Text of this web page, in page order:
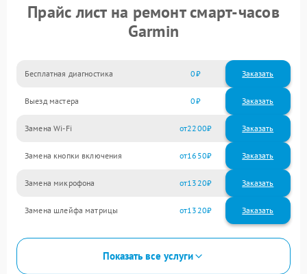
Прайс лист на ремонт смарт-часов
Garmin
Бесплатная диагностика 0 Заказать
Выезд мастера 0 Заказать
Замена Wi-Fi 2200
Замена кнопки включения 1650
Замена микрофона 1320
Замена шлейфа матрицы 1320
Показать все услуги